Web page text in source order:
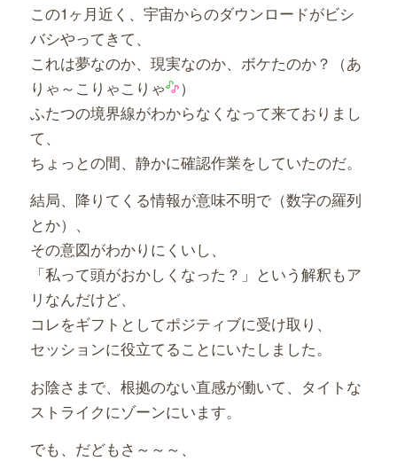
この1ヶ月近く、宇宙からのダウンロードがビシ
バシやってきて、
これは夢なのか、現実なのか、ボケたのか？（あ
りゃ～こりゃこりゃ
）
ふたつの境界線がわからなくなって来ておりまし
て、
ちょっとの間、静かに確認作業をしていたのだ。
結局、降りてくる情報が意味不明で（数字の羅列
とか）、
その意図がわかりにくいし、
「私って頭がおかしくなった？」という解釈もア
リなんだけど、
コレをギフトとしてポジティブに受け取り、
セッションに役立てることにいたしました。
お陰さまで、根拠のない直感が働いて、タイトな
ストライクにゾーンにいます。
でも、だどもさ～～～、